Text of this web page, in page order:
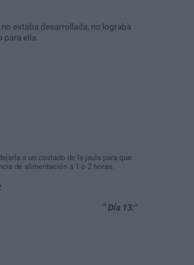
estaba desarrollada, no lograba
para ella.
a un costado de la jaula para que
de alimentación a 1 o 2 horas.
Día 13: